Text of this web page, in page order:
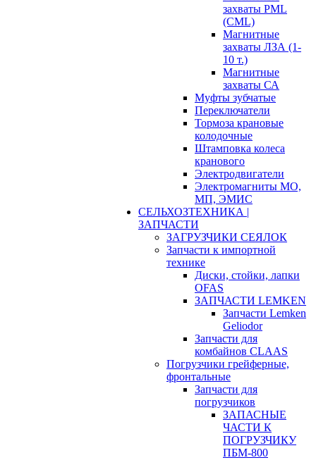
захваты PML
(CML)
Магнитные
захваты ЛЗА (1-
10 т.)
Магнитные
захваты СА
Муфты зубчатые
Переключатели
Тормоза крановые
колодочные
Штамповка колеса
кранового
Электродвигатели
Электромагниты МО,
МП, ЭМИС
СЕЛЬХОЗТЕХНИКА |
ЗАПЧАСТИ
ЗАГРУЗЧИКИ СЕЯЛОК
Запчасти к импортной
технике
Диски, стойки, лапки
OFAS
ЗАПЧАСТИ LEMKEN
Запчасти Lemken
Geliodor
Запчасти для
комбайнов CLAAS
Погрузчики грейферные,
фронтальные
Запчасти для
погрузчиков
ЗАПАСНЫЕ
ЧАСТИ К
ПОГРУЗЧИКУ
ПБМ-800